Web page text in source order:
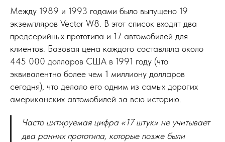
Между 1989 и 1993 годами было выпущено 19
экземпляров Vector W8. В этот список входят два
предсерийных прототипа и 17 автомобилей для
клиентов. Базовая цена каждого составляла около
445 000 долларов США в 1991 году (что
эквивалентно более чем 1 миллиону долларов
сегодня), что делало его одним из самых дорогих
американских автомобилей за всю историю.
Часто цитируемая цифра «17 штук» не учитывает
два ранних прототипа, которые позже были